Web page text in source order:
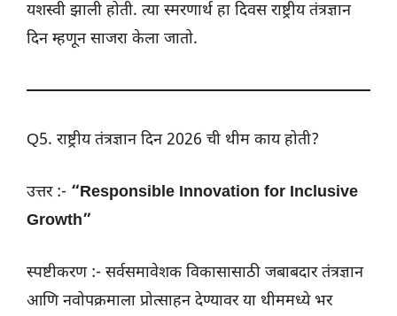
यशस्वी झाली होती. त्या स्मरणार्थ हा दिवस राष्ट्रीय तंत्रज्ञान
दिन म्हणून साजरा केला जातो.
Q5. राष्ट्रीय तंत्रज्ञान दिन 2026 ची थीम काय होती?
उत्तर :- “Responsible Innovation for Inclusive
Growth”
स्पष्टीकरण :- सर्वसमावेशक विकासासाठी जबाबदार तंत्रज्ञान
आणि नवोपक्रमाला प्रोत्साहन देण्यावर या थीममध्ये भर